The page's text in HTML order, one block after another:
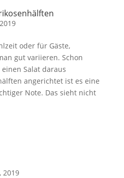
oder für Gäste,
gut variieren. Schon
Salat daraus
angerichtet ist es eine
Note. Das sieht nicht
2019